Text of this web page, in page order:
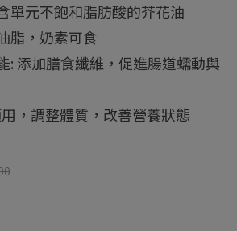
單元不飽和脂肪酸的芥花油
脂，奶素可食
: 添加膳食纖維，促進腸道蠕動與
，調整體質，改善營養狀態